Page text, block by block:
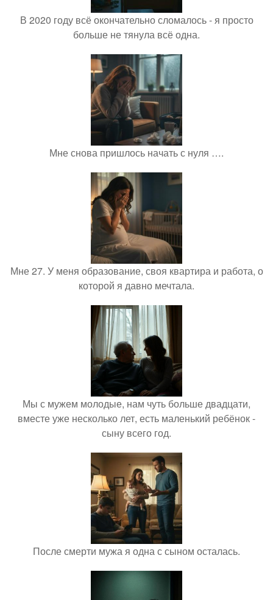
В 2020 году всё окончательно сломалось - я просто
больше не тянула всё одна.
Мне снова пришлось начать с нуля ….
Мне 27. У меня образование, своя квартира и работа, о
которой я давно мечтала.
Мы с мужем молодые, нам чуть больше двадцати,
вместе уже несколько лет, есть маленький ребёнок -
сыну всего год.
После смерти мужа я одна с сыном осталась.